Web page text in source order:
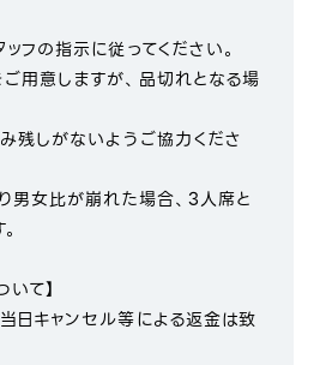
ッフの指示に従ってください。
用意しますが、品切れとなる場
残しがないようご協力くださ
男女比が崩れた場合、3人席と
いて】
日キャンセル等による返金は致